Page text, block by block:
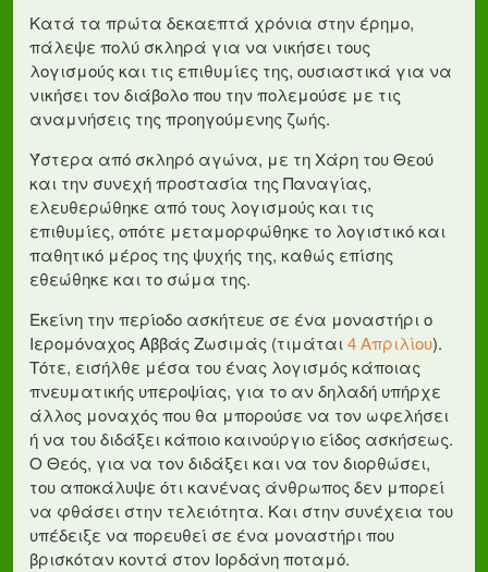
Κατά τα πρώτα δεκαεπτά χρόνια στην έρημο,
πάλεψε πολύ σκληρά για να νικήσει τους
λογισμούς και τις επιθυμίες της, ουσιαστικά για να
νικήσει τον διάβολο που την πολεμούσε με τις
αναμνήσεις της προηγούμενης ζωής.
Ύστερα από σκληρό αγώνα, με τη Χάρη του Θεού
και την συνεχή προστασία της Παναγίας,
ελευθερώθηκε από τους λογισμούς και τις
επιθυμίες, οπότε μεταμορφώθηκε το λογιστικό και
παθητικό μέρος της ψυχής της, καθώς επίσης
εθεώθηκε και το σώμα της.
Εκείνη την περίοδο ασκήτευε σε ένα μοναστήρι ο
Ιερομόναχος Αββάς Ζωσιμάς (τιμάται4 Απριλίου).
Τότε, εισήλθε μέσα του ένας λογισμός κάποιας
πνευματικής υπεροψίας, για το αν δηλαδή υπήρχε
άλλος μοναχός που θα μπορούσε να τον ωφελήσει
ή να του διδάξει κάποιο καινούργιο είδος ασκήσεως.
Ο Θεός, για να τον διδάξει και να τον διορθώσει,
του αποκάλυψε ότι κανένας άνθρωπος δεν μπορεί
να φθάσει στην τελειότητα. Και στην συνέχεια του
υπέδειξε να πορευθεί σε ένα μοναστήρι που
βρισκόταν κοντά στον Ιορδάνη ποταμό.